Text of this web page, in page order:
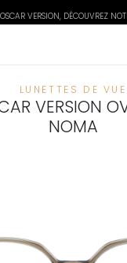
VERSION, DÉCOUVREZ
LUNETTES DE VUE
VERSION
NOMA